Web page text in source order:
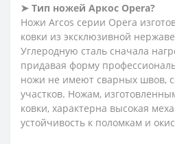
➤ Тип ножей Аркос Opera?
Ножи Arcos серии Opera
ковки из эксклюзивной
Углеродную сталь сначала
придавая форму
ножи не имеют сварных швов,
участков. Ножам,
ковки, характерна высокая
устойчивость к поломкам и